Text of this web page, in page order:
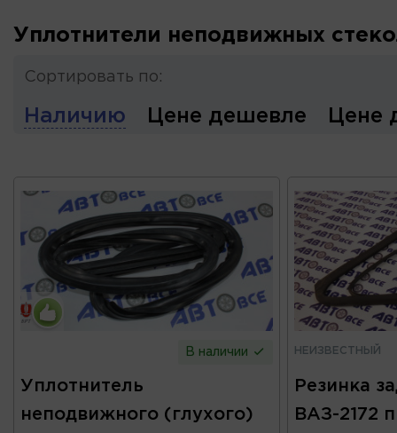
Уплотнители неподвижных
Сортировать по:
Наличию Цене дешевле Цене
В наличии
Уплотнитель
неподвижного (глухого)
НЕИЗВЕСТНЫЙ
Резинка
ВАЗ-2172